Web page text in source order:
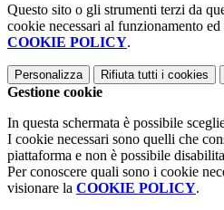
Questo sito o gli strumenti terzi da
cookie necessari al funzionamento
COOKIE POLICY.
Personalizza Rifiuta tutti i cookies
Gestione cookie
In questa schermata è possibile
I cookie necessari sono quelli che
piattaforma e non è possibile
Per conoscere quali sono i cookie
visionare la COOKIE POLICY.